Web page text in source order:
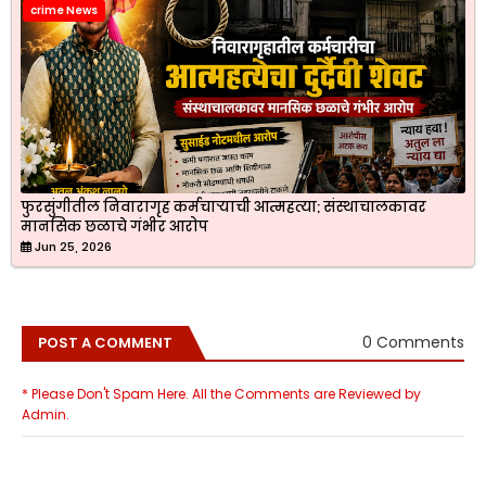
crime News
फुरसुंगीतील निवारागृह कर्मचाऱ्याची आत्महत्या; संस्थाचालकावर
मानसिक छळाचे गंभीर आरोप
Jun 25, 2026
POST A COMMENT 0 Comments
* Please Don't Spam Here. All the Comments are Reviewed by
Admin.